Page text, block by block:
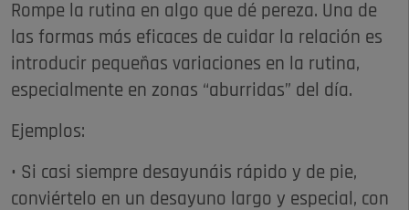
Rompe la rutina en algo que dé pereza. Una de
las formas más eficaces de cuidar la relación es
introducir pequeñas variaciones en la rutina,
especialmente en zonas “aburridas” del día.
Ejemplos:
• Si casi siempre desayunáis rápido y de pie,
conviértelo en un desayuno largo y especial, con